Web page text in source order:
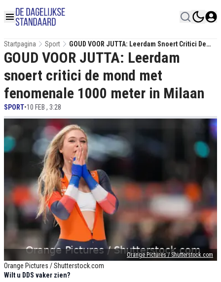
Startpagina Sport
GOUD VOOR JUTTA: Leerdam Snoert Critici De
Mond Met Fenomenale 1000 Meter In Milaan
Orange Pictures / Shutterstock.com
Orange Pictures / Shutterstock.com
GOUD VOOR JUTTA: Leerdam
snoert critici de mond met
fenomenale 1000 meter in Milaan
SPORT•10 FEB , 3:28
Wilt u DDS vaker zien?